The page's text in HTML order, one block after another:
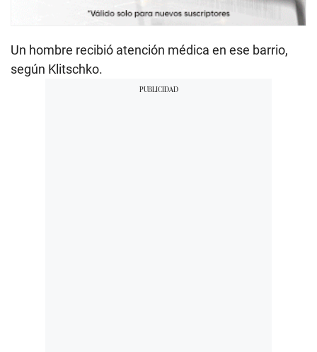
Un hombre recibió atención médica en ese barrio,
según Klitschko.